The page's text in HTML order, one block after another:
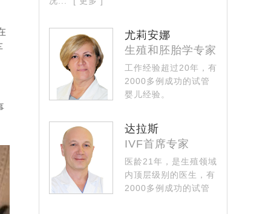
终究怀上了
[2024-02-19]
01-14]
尤莉安娜
生殖和胚胎学专家
工作经验超过20年，有
2000多例成功的试管
婴儿经验。
[ 更多 ]
达拉斯
IVF首席专家
医龄21年，是生殖领域
内顶层级别的医生，有
2000多例成功的试管